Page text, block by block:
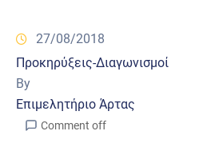
27/08/2018
Προκηρύξεις-Διαγωνισμοί
By
Επιμελητήριο Άρτας
Comment off